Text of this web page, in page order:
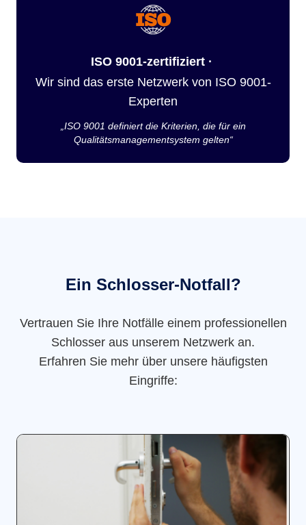
ISO 9001-zertifiziert ·
Wir sind das erste Netzwerk von ISO 9001-
Experten
„ISO 9001 definiert die Kriterien, die für ein
Qualitätsmanagementsystem gelten“
Ein Schlosser-Notfall?
Vertrauen Sie Ihre Notfälle einem professionellen
Schlosser aus unserem Netzwerk an.
Erfahren Sie mehr über unsere häufigsten
Eingriffe: